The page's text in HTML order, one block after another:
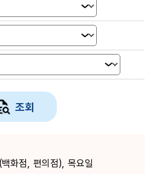
조회
화점, 편의점), 목요일